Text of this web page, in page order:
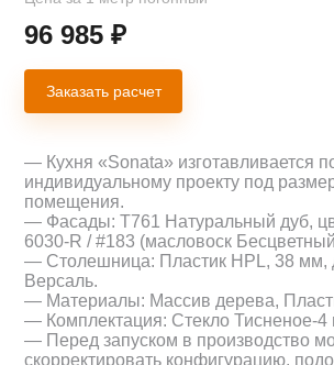
96 985₽
Заказать расчет
— Кухня «Sonata» изготавливается
индивидуальному проекту под
помещения.
— Фасады: Т761 Натуральный дуб,
6030-R / #183 (масловоск
— Столешница: Пластик HPL, 38 мм,
Версаль.
— Материалы: Массив дерева,
— Комплектация: Cтекло Тисненое-4
— Перед запуском в производство
скорректировать конфигурацию,